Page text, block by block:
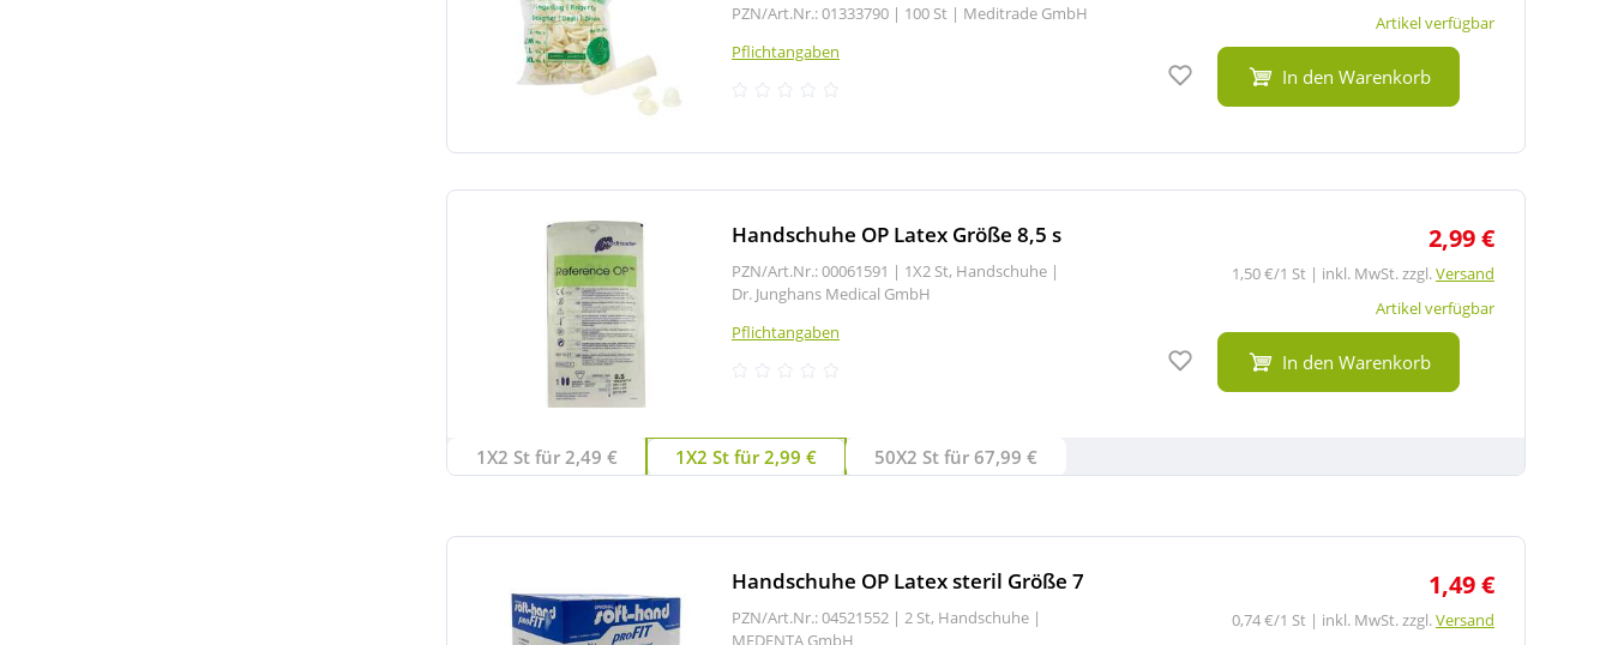
PZN/Art.Nr.: 01333790 | 100 St | Meditrade GmbH
Pflichtangaben
Artikel verfügbar
Auf den Merkzettel
In den Warenkorb
Handschuhe OP Latex Größe 8,5 s
PZN/Art.Nr.: 00061591 | 1X2 St, Handschuhe |
Dr. Junghans Medical GmbH
Pflichtangaben
2,99 €
1,50 €/1 St | inkl. MwSt. zzgl.Versand
Artikel verfügbar
Auf den Merkzettel
In den Warenkorb
1X2 St für 2,49 € 1X2 St für 2,99 € 50X2 St für 67,99 €
Handschuhe OP Latex steril Größe 7
PZN/Art.Nr.: 04521552 | 2 St, Handschuhe |
MEDENTA GmbH
1,49 €
0,74 €/1 St | inkl. MwSt. zzgl.Versand